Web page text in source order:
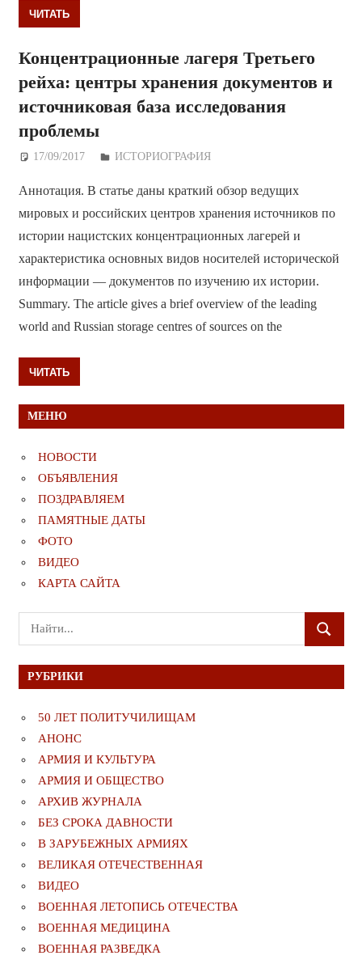
ЧИТАТЬ
Концентрационные лагеря Третьего
рейха: центры хранения документов и
источниковая база исследования
проблемы
17/09/2017 Дежурный по Редакции
ИСТОРИОГРАФИЯ
Аннотация. В статье даны краткий обзор ведущих
мировых и российских центров хранения источников по
истории нацистских концентрационных лагерей и
характеристика основных видов носителей исторической
информации — документов по изучению их истории.
Summary. The article gives a brief overview of the leading
world and Russian storage centres of sources on the
ЧИТАТЬ
МЕНЮ
НОВОСТИ
ОБЪЯВЛЕНИЯ
ПОЗДРАВЛЯЕМ
ПАМЯТНЫЕ ДАТЫ
ФОТО
ВИДЕО
КАРТА САЙТА
Поиск
для:
ПОИСК
РУБРИКИ
50 ЛЕТ ПОЛИТУЧИЛИЩАМ
АНОНС
АРМИЯ И КУЛЬТУРА
АРМИЯ И ОБЩЕСТВО
АРХИВ ЖУРНАЛА
БЕЗ СРОКА ДАВНОСТИ
В ЗАРУБЕЖНЫХ АРМИЯХ
ВЕЛИКАЯ ОТЕЧЕСТВЕННАЯ
ВИДЕО
ВОЕННАЯ ЛЕТОПИСЬ ОТЕЧЕСТВА
ВОЕННАЯ МЕДИЦИНА
ВОЕННАЯ РАЗВЕДКА